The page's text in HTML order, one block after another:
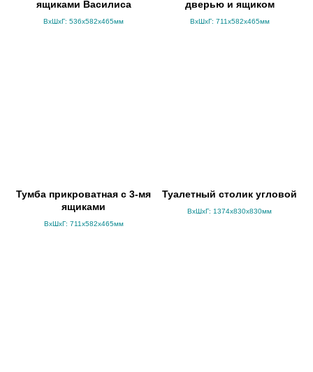
ящиками Василиса
ВхШхГ: 536x582x465мм
дверью и ящиком
ВхШхГ: 711x582x465мм
Тумба прикроватная с 3-мя
ящиками
ВхШхГ: 711x582x465мм
Туалетный столик угловой
ВхШхГ: 1374x830x830мм